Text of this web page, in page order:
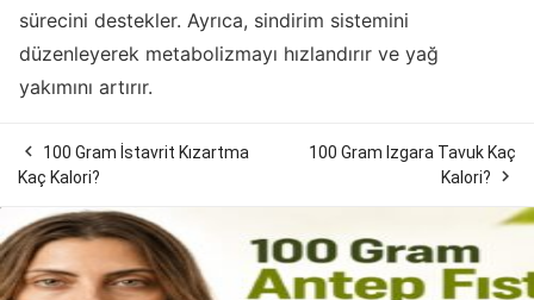
sürecini destekler. Ayrıca, sindirim sistemini
düzenleyerek metabolizmayı hızlandırır ve yağ
yakımını artırır.

100 Gram İstavrit Kızartma
Kaç Kalori?
100 Gram Izgara Tavuk Kaç
Kalori?
